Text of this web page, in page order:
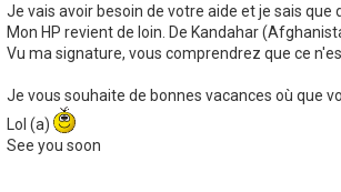
Je vais avoir besoin de votre aide et je sais
Mon HP revient de loin. De Kandahar
Vu ma signature, vous comprendrez que ce
Je vous souhaite de bonnes vacances où que
Lol (a)
See you soon